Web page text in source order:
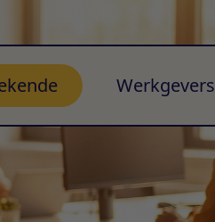
Werkgevers